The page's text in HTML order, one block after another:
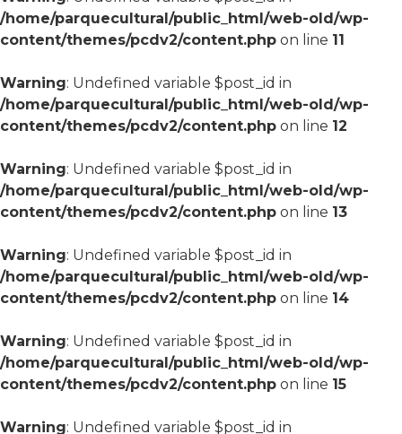
/home/parquecultural/public_html/web-old/wp-
content/themes/pcdv2/content.php on line 11
Warning: Undefined variable $post_id in
/home/parquecultural/public_html/web-old/wp-
content/themes/pcdv2/content.php on line 12
Warning: Undefined variable $post_id in
/home/parquecultural/public_html/web-old/wp-
content/themes/pcdv2/content.php on line 13
Warning: Undefined variable $post_id in
/home/parquecultural/public_html/web-old/wp-
content/themes/pcdv2/content.php on line 14
Warning: Undefined variable $post_id in
/home/parquecultural/public_html/web-old/wp-
content/themes/pcdv2/content.php on line 15
Warning: Undefined variable $post_id in